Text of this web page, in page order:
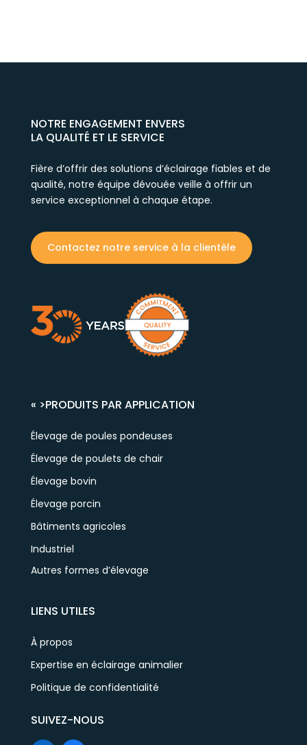
NOTRE ENGAGEMENT ENVERS
LA QUALITÉ ET LE SERVICE
Fière d’offrir des solutions d’éclairage fiables et de
qualité, notre équipe dévouée veille à offrir un
service exceptionnel à chaque étape.
Contactez notre service à la clientèle
« >PRODUITS PAR APPLICATION
Élevage de poules pondeuses
Élevage de poulets de chair
Élevage bovin
Élevage porcin
Bâtiments agricoles
Industriel
Autres formes d’élevage
LIENS UTILES
À propos
Expertise en éclairage animalier
Politique de confidentialité
SUIVEZ-NOUS